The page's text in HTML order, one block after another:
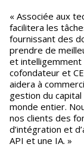
« Associée aux
facilitera les
fournissant des
prendre de
et intelligemment
cofondateur et
aidera à
gestion du
monde entier.
nos clients des
d’intégration et
API et une IA. »